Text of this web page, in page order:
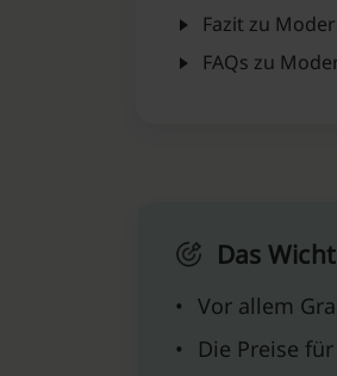
Fazit zu
FAQs zu
Das
• Vor allem
•
Die Preise